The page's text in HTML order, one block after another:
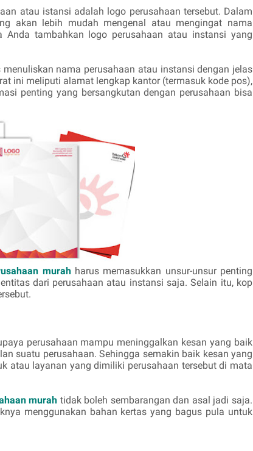
atau istansi adalah logo perusahaan tersebut. Dalam
akan lebih mudah mengenal atau mengingat nama
tambahkan logo perusahaan atau instansi yang
nama perusahaan atau instansi dengan jelas
ini meliputi alamat lengkap kantor (termasuk kode pos),
penting yang bersangkutan dengan perusahaan bisa
murah harus memasukkan unsur-unsur penting
dari perusahaan atau instansi saja. Selain itu, kop
perusahaan mampu meninggalkan kesan yang baik
suatu perusahaan. Sehingga semakin baik kesan yang
atau layanan yang dimiliki perusahaan tersebut di mata
murah tidak boleh sembarangan dan asal jadi saja.
menggunakan bahan kertas yang bagus pula untuk